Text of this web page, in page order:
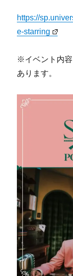
https://
e-starring
※イベント内容
あります。